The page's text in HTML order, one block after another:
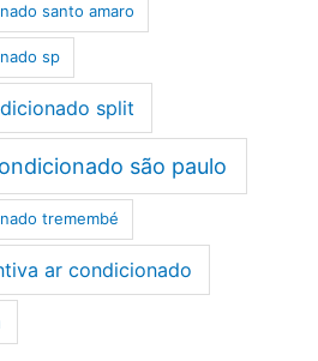
santo amaro
sp
split
são paulo
tremembé
ar condicionado